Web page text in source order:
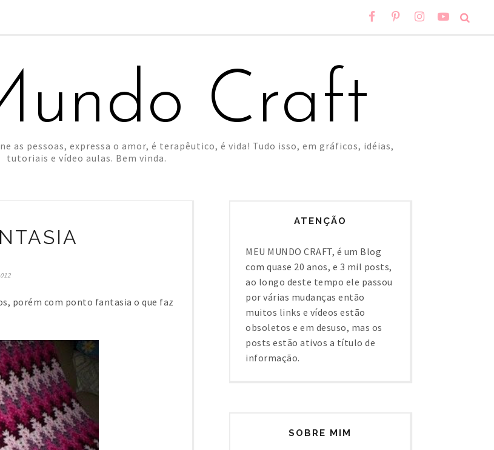
Craft
as pessoas, expressa o amor, é terapêutico, é vida! Tudo isso, em gráficos, idéias,
tutoriais e vídeo aulas. Bem vinda.
porém com ponto fantasia o que faz
ATENÇÃO
MEU MUNDO CRAFT, é um Blog
com quase 20 anos, e 3 mil posts,
ao longo deste tempo ele passou
por várias mudanças então
muitos links e vídeos estão
obsoletos e em desuso, mas os
posts estão ativos a título de
informação.
SOBRE MIM